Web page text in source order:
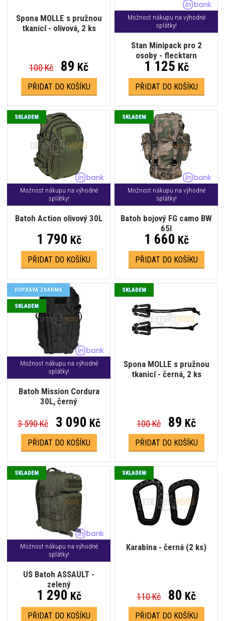
Spona MOLLE s pružnou
tkanicí - olivová, 2 ks
100 Kč 89 Kč
PŘIDAT DO KOŠÍKU
Možnost nákupu na výhodné
splátky!
Stan Minipack pro 2
osoby - flecktarn
1 125 Kč
PŘIDAT DO KOŠÍKU
Možnost nákupu na výhodné
splátky!
Batoh Action olivový 30L
SKLADEM
1 790 Kč
PŘIDAT DO KOŠÍKU
Možnost nákupu na výhodné
splátky!
Batoh bojový FG camo BW
65l
SKLADEM
1 660 Kč
PŘIDAT DO KOŠÍKU
Možnost nákupu na výhodné
splátky!
Batoh Mission Cordura
30L, černý
DOPRAVA ZDARMA
SKLADEM
3 590 Kč 3 090 Kč
PŘIDAT DO KOŠÍKU
Spona MOLLE s pružnou
tkanicí - černá, 2 ks
SKLADEM
100 Kč 89 Kč
PŘIDAT DO KOŠÍKU
Možnost nákupu na výhodné
splátky!
US Batoh ASSAULT -
zelený
SKLADEM
1 290 Kč
PŘIDAT DO KOŠÍKU
Karabina - černá (2 ks)
SKLADEM
110 Kč 80 Kč
PŘIDAT DO KOŠÍKU